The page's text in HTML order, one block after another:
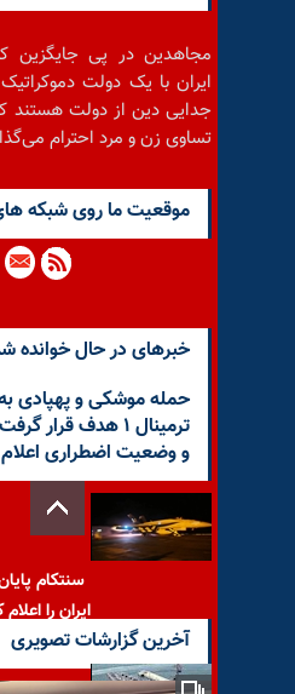
مجاهدین در پی جایگزین
ایران با یک دولت
جدایی دین از دولت هستند
تساوی زن و مرد احترام
موقعيت ما روى شبكه
خبرهای در حال خوانده
حمله موشکی و پهپادی
ترمینال ۱ هدف
و وضعیت اضطراری
سنتکام
ایران را
آخرین گزارشات تصویری